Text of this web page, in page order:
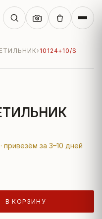
› 10124+10/S
привезём за 3–10 дней
В КОРЗИНУ